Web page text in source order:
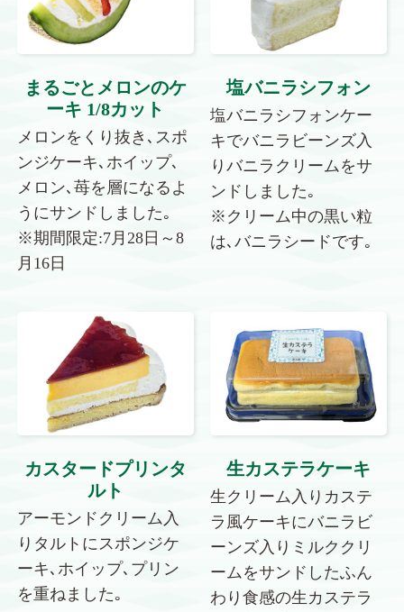
まるごとメロンのケ
ーキ 1/8カット
メロンをくり抜き､スポ
ンジケーキ､ホイップ､
メロン､苺を層になるよ
うにサンドしました｡
※期間限定:7月28日～8
月16日
塩バニラシフォン
塩バニラシフォンケー
キでバニラビーンズ入
りバニラクリームをサ
ンドしました｡
※クリーム中の黒い粒
は､バニラシードです｡
カスタードプリンタ
ルト
アーモンドクリーム入
りタルトにスポンジケ
ーキ､ホイップ､プリン
を重ねました｡
生カステラケーキ
生クリーム入りカステ
ラ風ケーキにバニラビ
ーンズ入りミルククリ
ームをサンドしたふん
わり食感の生カステラ